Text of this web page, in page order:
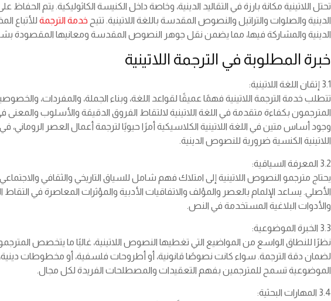
تحتل اللاتينية مكانة بارزة في التقاليد الدينية، وخاصة داخل الكنيسة الكاثوليكية. يتم
الدينية والصلوات والتراتيل والنصوص المقدسة باللغة اللاتينية. تتيح خدمة الترجمةللأتباع
الدينية والمشاركة فيها، مما يضمن نقل جوهر النصوص المقدسة ومعانيها المقصودة
خبرة المطلوبة في الترجمة اللاتينية
3.1 إتقان اللغة اللاتينية:
تتطلب خدمة الترجمة اللاتينية فهمًا عميقًا لقواعد اللغة، وبناء الجملة، والمفردات،
المترجمون بكفاءة متقدمة في اللغة اللاتينية لالتقاط الفروق الدقيقة والأسلوب
وجود أساس متين في اللغة اللاتينية الكلاسيكية أمرًا حيويًا لترجمة أعمال العصر الروماني،
اللاتينية الكنسية ضرورية للنصوص الدينية.
3.2 المعرفة السياقية:
يحتاج مترجمو النصوص اللاتينية إلى امتلاك فهم شامل للسياق التاريخي والثقافي
الأصلي. يساعد الإلمام بالعصر والمؤلف والاتفاقيات الأدبية والمؤثرات المعاصرة في التقاط
والأدوات البلاغية المستخدمة في النص.
3.3 الخبرة الموضوعية:
نظرًا للنطاق الواسع من المواضيع التي تغطيها النصوص اللاتينية، غالبًا ما يتخصص
لضمان دقة الترجمة. سواء كانت نصوصًا قانونية، أو أطروحات فلسفية، أو مخطوطات دينية،
الموضوعية تسمح للمترجمين بفهم التعقيدات والمصطلحات الفريدة لكل مجال.
3.4 المهارات البحثية: